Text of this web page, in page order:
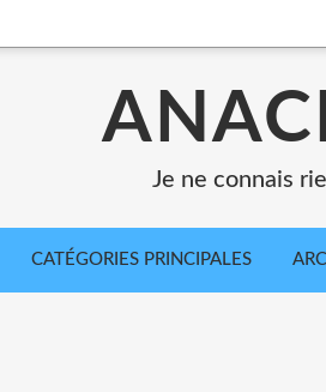
Je ne connais
CATÉGORIES PRINCIPALES